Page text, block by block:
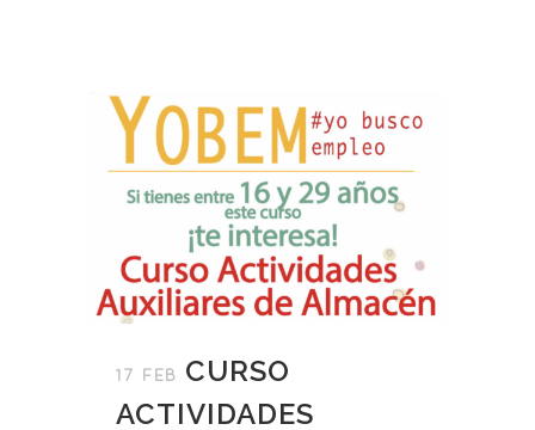
17 FEB CURSO
ACTIVIDADES